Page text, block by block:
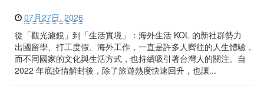
07月27日, 2026
從「觀光濾鏡」到「生活實境」：海外生活 KOL 的新社群勢力
出國留學、打工度假、海外工作，一直是許多人嚮往的人生體驗，
而不同國家的文化與生活方式，也持續吸引著台灣人的關注。自
2022 年底疫情解封後，除了旅遊熱度快速回升，也讓...